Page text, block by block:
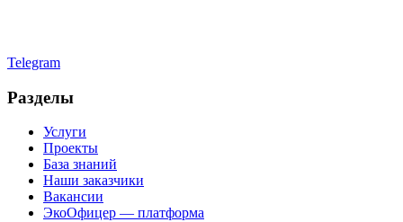
Telegram
Разделы
Услуги
Проекты
База знаний
Наши заказчики
Вакансии
ЭкоОфицер — платформа